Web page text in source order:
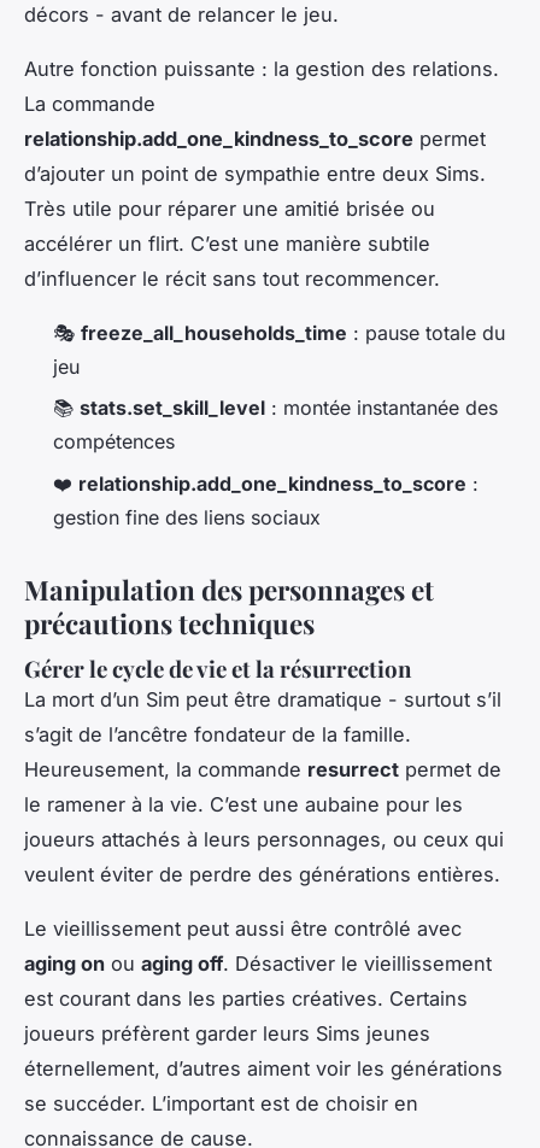
décors - avant de relancer le jeu.
Autre fonction puissante : la gestion des relations.
La commande
relationship.add_one_kindness_to_score permet
d’ajouter un point de sympathie entre deux Sims.
Très utile pour réparer une amitié brisée ou
accélérer un flirt. C’est une manière subtile
d’influencer le récit sans tout recommencer.
🎭 freeze_all_households_time : pause totale du
jeu
📚 stats.set_skill_level : montée instantanée des
compétences
❤️ relationship.add_one_kindness_to_score :
gestion fine des liens sociaux
Manipulation des personnages et
précautions techniques
Gérer le cycle de vie et la résurrection
La mort d’un Sim peut être dramatique - surtout s’il
s’agit de l’ancêtre fondateur de la famille.
Heureusement, la commande resurrect permet de
le ramener à la vie. C’est une aubaine pour les
joueurs attachés à leurs personnages, ou ceux qui
veulent éviter de perdre des générations entières.
Le vieillissement peut aussi être contrôlé avec
aging on ou aging off. Désactiver le vieillissement
est courant dans les parties créatives. Certains
joueurs préfèrent garder leurs Sims jeunes
éternellement, d’autres aiment voir les générations
se succéder. L’important est de choisir en
connaissance de cause.